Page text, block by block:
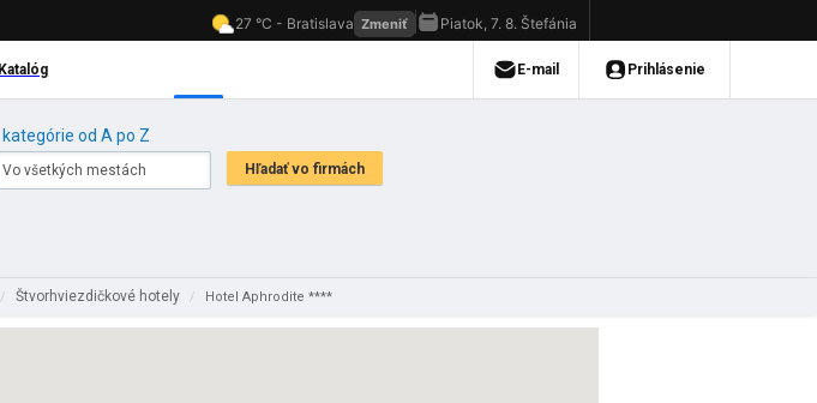
kategórie od A po Z
/ Štvorhviezdičkové hotely / Hotel Aphrodite ****